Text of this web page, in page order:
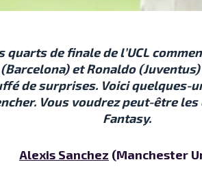
quarts de finale de l’UCL
et Ronaldo
de surprises. Voici quelques-
Vous voudrez peut-être
Fantasy.
Alexis Sanchez (Manchester